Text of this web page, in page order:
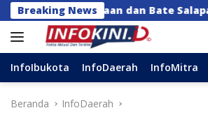
Langsung
ke
konten
Breaking News
dan Bate Salapang Respon
InfoIbukota InfoDaerah InfoMitra
Beranda InfoDaerah